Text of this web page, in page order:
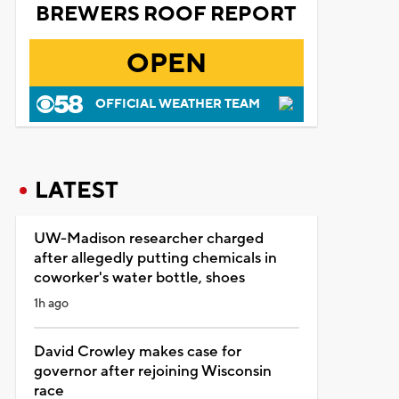
BREWERS ROOF REPORT
OPEN
OFFICIAL WEATHER TEAM
LATEST
UW-Madison researcher charged
after allegedly putting chemicals in
coworker's water bottle, shoes
1h ago
David Crowley makes case for
governor after rejoining Wisconsin
race